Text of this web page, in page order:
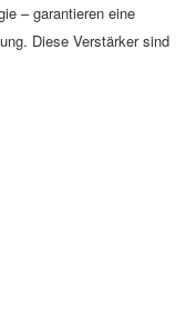
– garantieren eine
Diese Verstärker sind